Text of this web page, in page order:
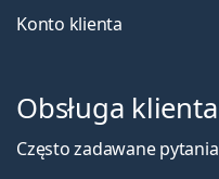
Konto klienta
Obsługa klienta
Często zadawane pytania